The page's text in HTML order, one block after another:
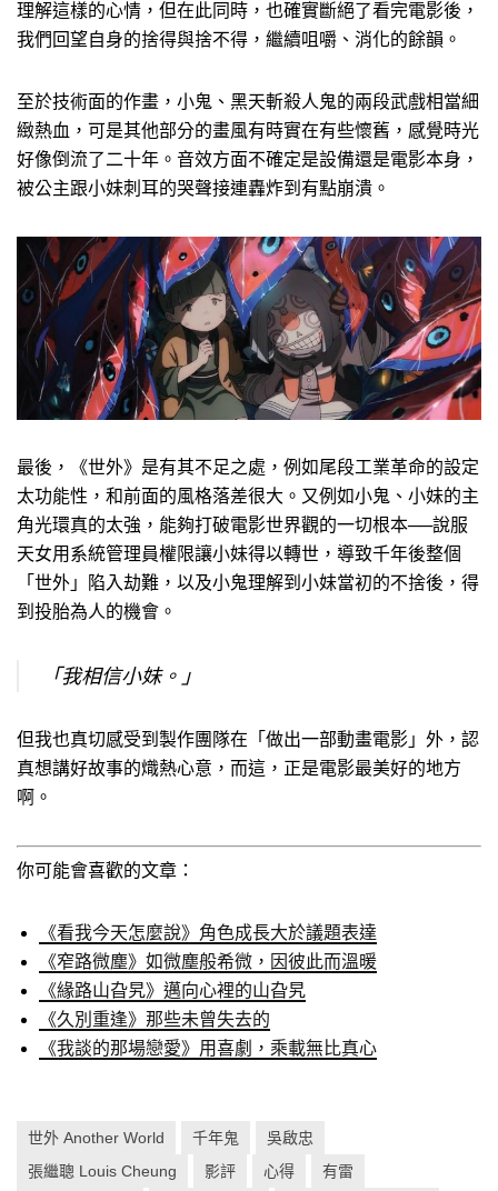
理解這樣的心情，但在此同時，也確實斷絕了看完電影後，
我們回望自身的捨得與捨不得，繼續咀嚼、消化的餘韻。
至於技術面的作畫，小鬼、黑天斬殺人鬼的兩段武戲相當細
緻熱血，可是其他部分的畫風有時實在有些懷舊，感覺時光
好像倒流了二十年。音效方面不確定是設備還是電影本身，
被公主跟小妹刺耳的哭聲接連轟炸到有點崩潰。
最後，《世外》是有其不足之處，例如尾段工業革命的設定
太功能性，和前面的風格落差很大。又例如小鬼、小妹的主
角光環真的太強，能夠打破電影世界觀的一切根本──說服
天女用系統管理員權限讓小妹得以轉世，導致千年後整個
「世外」陷入劫難，以及小鬼理解到小妹當初的不捨後，得
到投胎為人的機會。
「我相信小妹。」
但我也真切感受到製作團隊在「做出一部動畫電影」外，認
真想講好故事的熾熱心意，而這，正是電影最美好的地方
啊。
你可能會喜歡的文章：
《看我今天怎麼說》角色成長大於議題表達
《窄路微塵》如微塵般希微，因彼此而溫暖
《緣路山旮旯》邁向心裡的山旮旯
《久別重逢》那些未曾失去的
《我談的那場戀愛》用喜劇，乘載無比真心
世外 Another World 千年鬼
吳啟忠
張繼聰 Louis Cheung
影評 心得
有雷